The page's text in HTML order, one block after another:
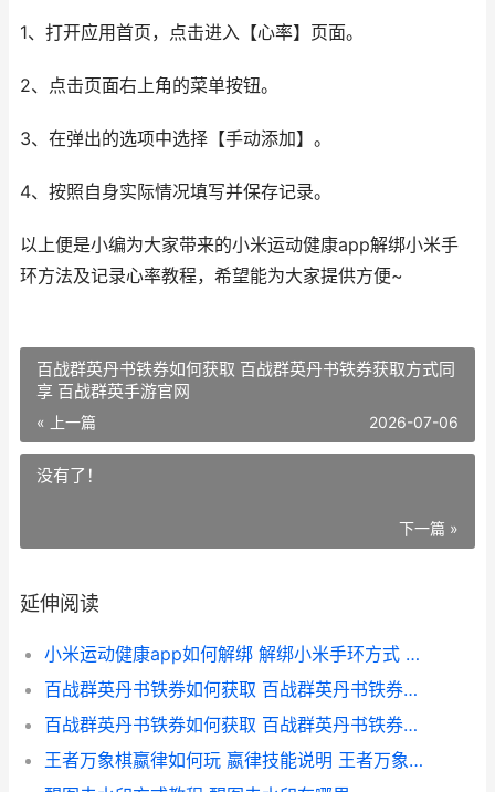
1、打开应用首页，点击进入【心率】页面。
2、点击页面右上角的菜单按钮。
3、在弹出的选项中选择【手动添加】。
4、按照自身实际情况填写并保存记录。
以上便是小编为大家带来的小米运动健康app解绑小米手
环方法及记录心率教程，希望能为大家提供方便~
百战群英丹书铁券如何获取 百战群英丹书铁券获取方式同
享 百战群英手游官网
« 上一篇 2026-07-06
没有了！
下一篇 »
延伸阅读
小米运动健康app如何解绑 解绑小米手环方式 小米运动健康app官方下载安装最新版本
百战群英丹书铁券如何获取 百战群英丹书铁券获取方式同享 百战群英手游官网
百战群英丹书铁券如何获取 百战群英丹书铁券获取方式同享 百战群英阵容
王者万象棋嬴律如何玩 嬴律技能说明 王者万象棋嬴律技能